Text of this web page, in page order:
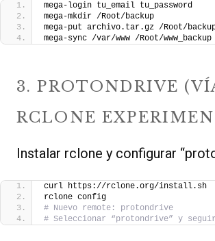
mega-login tu_email tu_password
mega-mkdir /Root/backup
mega-put archivo.tar.gz /Root/
mega-sync /var/www /Root/www_backup
3. PROTONDRIVE
RCLONE
Instalar rclone y configurar
curl https://rclone.org/install.sh
rclone config
# Nuevo remote: protondrive
# Seleccionar “protondrive” y